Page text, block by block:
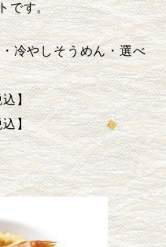
です。
冷やしそうめん・選べ
】
込】